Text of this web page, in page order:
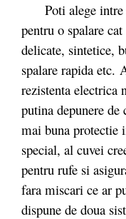
Poti alege intre
pentru o spalare
delicate, sintetice,
spalare rapida etc.
rezistenta electrica
putina depunere de
mai buna
special, al cuvei
pentru rufe si
fara miscari ce ar
dispune de doua